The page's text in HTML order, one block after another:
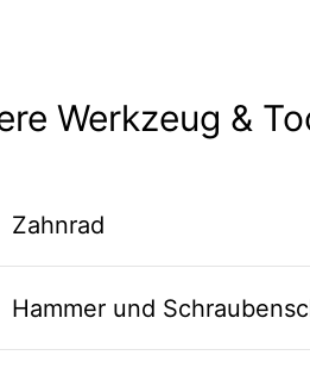
Werkzeug &
Zahnrad
Hammer und